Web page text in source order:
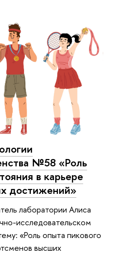
№58 «Роль
в карьере
достижений»
лаборатории Алиса
исследовательском
«Роль опыта пикового
высших